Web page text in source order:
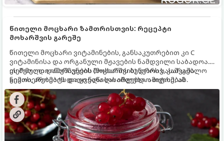
წითელი მოცხარი ზამთრისთვის: რეცეპტი
მოხარშვის გარეშე
წითელი მოცხარი ვიტამინების, განსაკუთრებით კი C
ვიტამინისა და ორგანული მჟავების ნამდვილი საბადოა.
თერმული დამუშავების (მოხარშვის) დროს სასარგებლო
ნივთიერებების დიდი ნაწილი იშლება. ამიტომ, ამ
კენკრის ზამთრისთვის შესანახად საუკეთესო გზა
„ცოცხალი ჯემის“ მომზადებაა - მოხარშვის გარეშე.
ეს მეთოდი ინარჩუნებს მოცხარის ბუნებრივ, კაშკაშა
გემოს, არომატს და ყველა სასარგებლო თვისებას.